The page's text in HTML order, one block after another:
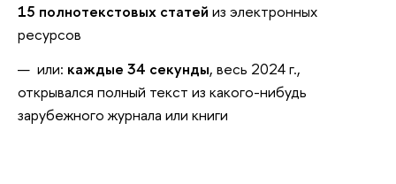
15 полнотекстовых статей из электронных
ресурсов
или: каждые 34 секунды, весь 2024 г.,
открывался полный текст из какого-нибудь
зарубежного журнала или книги